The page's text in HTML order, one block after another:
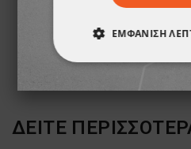
-9%
0,73 €
ΔΕΊΤΕ
ΕΜΦΆΝΙΣΗ
ΑΠΟΛΎΤΩΣ